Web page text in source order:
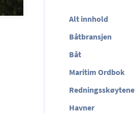
Alt innhold
Båtbransjen
Båt
Maritim Ordbok
Redningsskøytene
Havner